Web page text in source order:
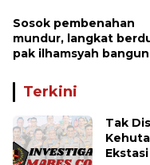
Sosok pembenahan
mundur, langkat
pak ilhamsyah bangun
dunia pendidikan kita
Terkini
Tak